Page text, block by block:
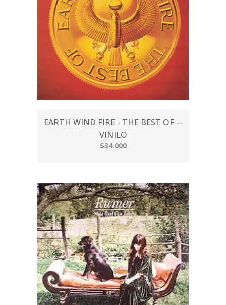
EARTH WIND FIRE - THE BEST OF --
VINILO
$34.000